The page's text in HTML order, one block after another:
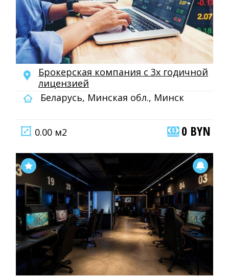
Брокерская компания с 3х годичной
лицензией
Беларусь, Минская обл., Минск
0.00 м2 0 BYN